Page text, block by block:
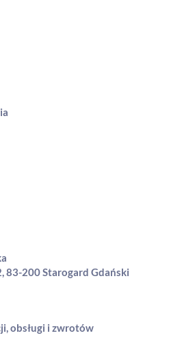
83-200 Starogard Gdański
obsługi i zwrotów